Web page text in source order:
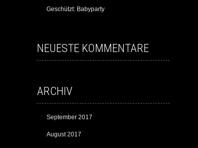
Geschützt: Babyparty
NEUESTE KOMMENTARE
ARCHIV
September 2017
August 2017